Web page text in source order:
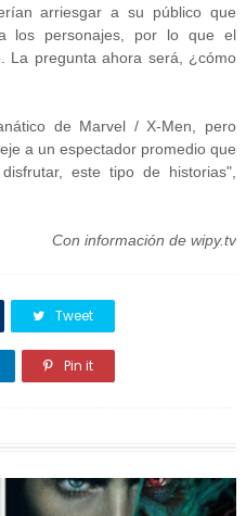
arriesgar a su público que
los personajes, por lo que el
La pregunta ahora será, ¿cómo
de Marvel / X-Men, pero
a un espectador promedio que
este tipo de historias",
Con información de wipy.tv
Tweet
Pin it